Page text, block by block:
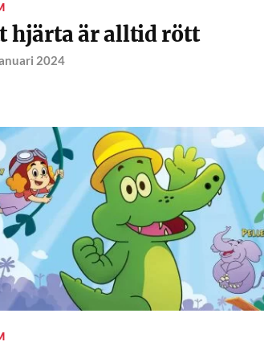
hjärta är alltid rött
2024